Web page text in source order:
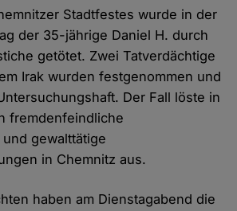
Stadtfestes wurde in der
der 35-jährige Daniel H. durch
getötet. Zwei Tatverdächtige
Irak wurden festgenommen und
Der Fall löste in
fremdenfeindliche
gewalttätige
in Chemnitz aus.
haben am Dienstagabend die